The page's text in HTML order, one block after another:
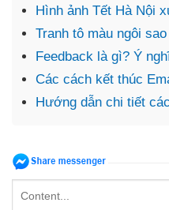
Hình ảnh Tết Hà Nội
Tranh tô màu ngôi
Feedback là gì? Ý
Các cách kết thúc
Hướng dẫn chi tiết